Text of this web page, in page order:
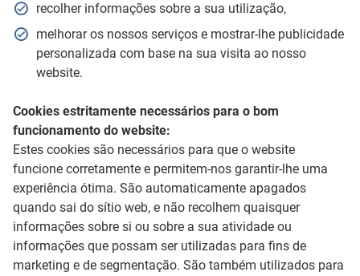
recolher informações sobre a sua utilização,
melhorar os nossos serviços e mostrar-lhe publicidade
personalizada com base na sua visita ao nosso
website.
Cookies estritamente necessários para o bom
funcionamento do website:
Estes cookies são necessários para que o website
funcione corretamente e permitem-nos garantir-lhe uma
experiência ótima. São automaticamente apagados
quando sai do sítio web, e não recolhem quaisquer
informações sobre si ou sobre a sua atividade ou
informações que possam ser utilizadas para fins de
marketing e de segmentação. São também utilizados para